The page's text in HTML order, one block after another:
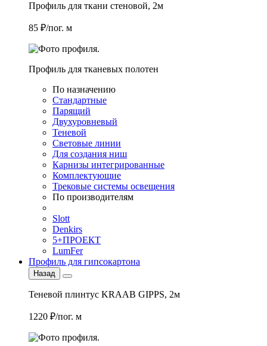
Профиль для ткани стеновой, 2м
85 ₽/пог. м
Профиль для тканевых полотен
По назначению
Стандартные
Парящий
Двухуровневый
Теневой
Световые линии
Для создания ниш
Карнизы интегрированные
Комплектующие
Трековые системы освещения
По производителям
Slott
Denkirs
5+ПРОЕКТ
LumFer
Профиль для гипсокартона
Назад
Теневой плинтус KRAAB GIPPS, 2м
1220 ₽/пог. м